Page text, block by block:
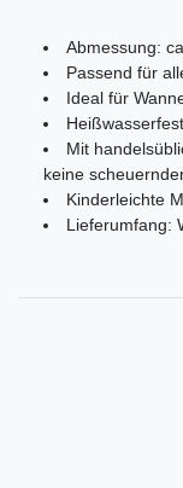
Abmessung:
Passend für
Ideal für
Heißwasserfest
Mit
keine
Kinderleichte
Lieferumfang: